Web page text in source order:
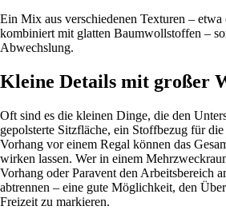
Ein Mix aus verschiedenen Texturen –
kombiniert mit glatten Baumwollstoffen –
Abwechslung.
Kleine Details mit großer
Oft sind es die kleinen Dinge, die den
gepolsterte Sitzfläche, ein Stoffbezug für
Vorhang vor einem Regal können das
wirken lassen. Wer in einem
Vorhang oder Paravent den Arbeitsbereich
abtrennen – eine gute Möglichkeit, den
Freizeit zu markieren.